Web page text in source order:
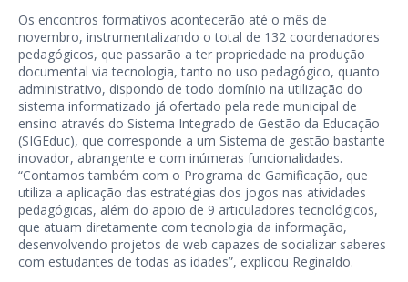
Os encontros formativos acontecerão até o mês de
novembro, instrumentalizando o total de 132 coordenadores
pedagógicos, que passarão a ter propriedade na produção
documental via tecnologia, tanto no uso pedagógico, quanto
administrativo, dispondo de todo domínio na utilização do
sistema informatizado já ofertado pela rede municipal de
ensino através do Sistema Integrado de Gestão da Educação
(SIGEduc), que corresponde a um Sistema de gestão bastante
inovador, abrangente e com inúmeras funcionalidades.
“Contamos também com o Programa de Gamificação, que
utiliza a aplicação das estratégias dos jogos nas atividades
pedagógicas, além do apoio de 9 articuladores tecnológicos,
que atuam diretamente com tecnologia da informação,
desenvolvendo projetos de web capazes de socializar saberes
com estudantes de todas as idades”, explicou Reginaldo.